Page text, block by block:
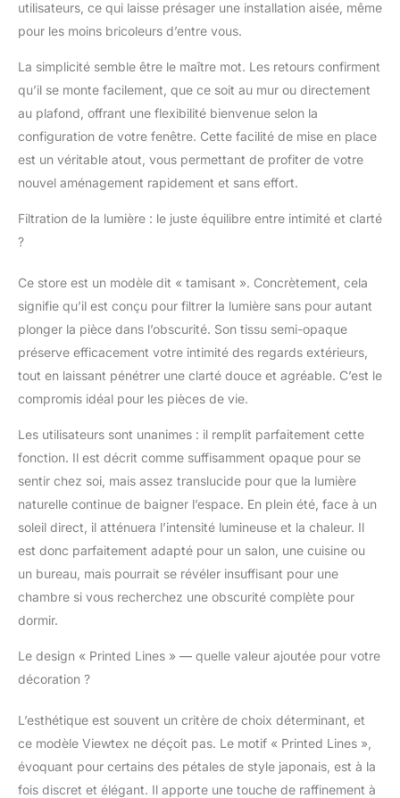
monter et descendre le
store. Doté d'un tube
de 32 mm ce store est
180cm de largeur x
250cmcm de hauteur.
La largeur indiquée
inclue les fixations, le
moins Le mécanisme à
chaînette peut être
placé à droite ou à
au plafond. Les
supports, chevilles et
vis sont inclus ainsi
sécurité enfant.
Composition du tissu :
100 % polyester -
un chiffon légèrement
humide Fabriqué en
Europe: Sous ISO 9001
/ 14001 / 45001 / 50001
et 5 ans de garantie.
Conformément à la
norme européenne EN
13120 relative au
matériel de sécurité
pour enfants, la
avez besoin d'une
en tant qu'accessoire
supplémentaire.
utilisateurs, ce qui laisse présager une installation aisée, même
pour les moins bricoleurs d’entre vous.
La simplicité semble être le maître mot. Les retours confirment
qu’il se monte facilement, que ce soit au mur ou directement
au plafond, offrant une flexibilité bienvenue selon la
configuration de votre fenêtre. Cette facilité de mise en place
est un véritable atout, vous permettant de profiter de votre
nouvel aménagement rapidement et sans effort.
Filtration de la lumière : le juste équilibre entre intimité et clarté
?
Ce store est un modèle dit « tamisant ». Concrètement, cela
signifie qu’il est conçu pour filtrer la lumière sans pour autant
plonger la pièce dans l’obscurité. Son tissu semi-opaque
préserve efficacement votre intimité des regards extérieurs,
tout en laissant pénétrer une clarté douce et agréable. C’est le
compromis idéal pour les pièces de vie.
Les utilisateurs sont unanimes : il remplit parfaitement cette
fonction. Il est décrit comme suffisamment opaque pour se
sentir chez soi, mais assez translucide pour que la lumière
naturelle continue de baigner l’espace. En plein été, face à un
soleil direct, il atténuera l’intensité lumineuse et la chaleur. Il
est donc parfaitement adapté pour un salon, une cuisine ou
un bureau, mais pourrait se révéler insuffisant pour une
chambre si vous recherchez une obscurité complète pour
dormir.
Le design « Printed Lines » — quelle valeur ajoutée pour votre
décoration ?
L’esthétique est souvent un critère de choix déterminant, et
ce modèle Viewtex ne déçoit pas. Le motif « Printed Lines »,
évoquant pour certains des pétales de style japonais, est à la
fois discret et élégant. Il apporte une touche de raffinement à